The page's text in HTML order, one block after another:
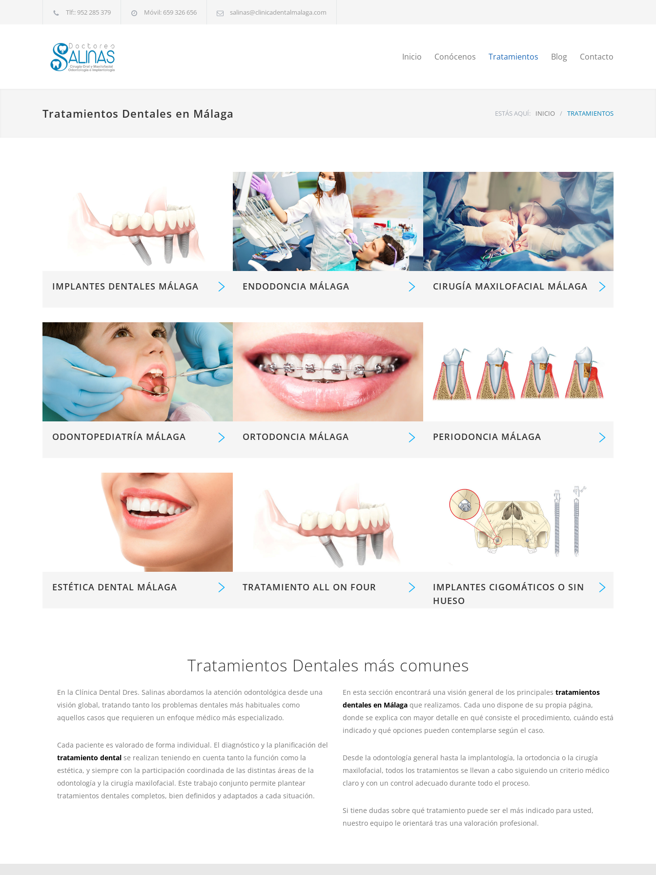
Tlf:: 952 285 379 Móvil: 659 326 656 salinas@clinicadentalmalaga.com
Inicio Conócenos Tratamientos Blog Contacto
Tratamientos Dentales en Málaga ESTÁS AQUÍ: INICIO / TRATAMIENTOS
IMPLANTES DENTALES MÁLAGA ENDODONCIA MÁLAGA CIRUGÍA MAXILOFACIAL MÁLAGA
ODONTOPEDIATRÍA MÁLAGA ORTODONCIA MÁLAGA PERIODONCIA MÁLAGA
ESTÉTICA DENTAL MÁLAGA TRATAMIENTO ALL ON FOUR
IMPLANTES CIGOMÁTICOS O SIN
HUESO
Tratamientos Dentales más comunes
En la Clínica Dental Dres. Salinas abordamos la atención odontológica desde una
visión global, tratando tanto los problemas dentales más habituales como
aquellos casos que requieren un enfoque médico más especializado.
Cada paciente es valorado de forma individual. El diagnóstico y la planificación del
tratamiento dental se realizan teniendo en cuenta tanto la función como la
estética, y siempre con la participación coordinada de las distintas áreas de la
odontología y la cirugía maxilofacial. Este trabajo conjunto permite plantear
tratamientos dentales completos, bien definidos y adaptados a cada situación.
En esta sección encontrará una visión general de los principales tratamientos
dentales en Málaga que realizamos. Cada uno dispone de su propia página,
donde se explica con mayor detalle en qué consiste el procedimiento, cuándo está
indicado y qué opciones pueden contemplarse según el caso.
Desde la odontología general hasta la implantología, la ortodoncia o la cirugía
maxilofacial, todos los tratamientos se llevan a cabo siguiendo un criterio médico
claro y con un control adecuado durante todo el proceso.
Si tiene dudas sobre qué tratamiento puede ser el más indicado para usted,
nuestro equipo le orientará tras una valoración profesional.